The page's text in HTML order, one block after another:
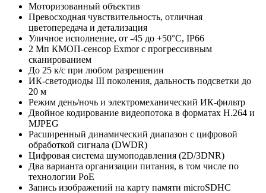
Моторизованный объектив
Превосходная чувствительность, отличная
цветопередача и детализация
Уличное исполнение, от -45 до +50°C, IP66
2 Мп КМОП-сенсор Exmor с прогрессивным
сканированием
До 25 к/с при любом разрешении
ИК-светодиоды III поколения, дальность подсветки до
20 м
Режим день/ночь и электромеханический ИК-фильтр
Двойное кодирование видеопотока в форматах Н.264 и
MJPEG
Расширенный динамический диапазон с цифровой
обработкой сигнала (DWDR)
Цифровая система шумоподавления (2D/3DNR)
Два варианта организации питания, в том числе по
технологии PoE
Запись изображений на карту памяти microSDHC